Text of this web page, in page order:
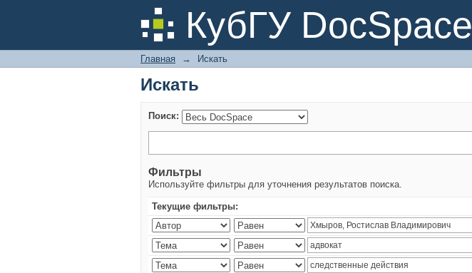
КубГУ DocSpace
Искать
Главная → Искать
Искать
Поиск:
Фильтры
Используйте фильтры для уточнения результатов поиска.
Текущие фильтры: